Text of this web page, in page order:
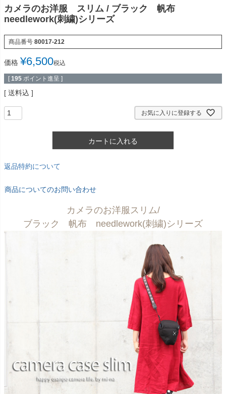
カメラのお洋服 スリム / ブラック 帆布
needlework(刺繍)シリーズ
商品番号 80017-212
価格 ¥6,500税込
[ 195 ポイント進呈 ]
送料込
お気に入りに登録する
カートに入れる
返品特約について
商品についてのお問い合わせ
カメラのお洋服スリム/
ブラック 帆布 needlework(刺繍)シリーズ